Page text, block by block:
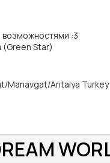
:3
(Green Star)
Manavgat/Antalya Turkey